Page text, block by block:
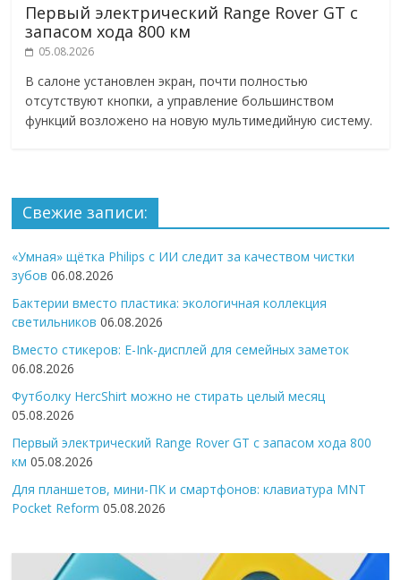
Первый электрический Range Rover GT с
запасом хода 800 км
05.08.2026
В салоне установлен экран, почти полностью
отсутствуют кнопки, а управление большинством
функций возложено на новую мультимедийную систему.
Свежие записи:
«Умная» щётка Philips с ИИ следит за качеством чистки
зубов 06.08.2026
Бактерии вместо пластика: экологичная коллекция
светильников 06.08.2026
Вместо стикеров: E-Ink-дисплей для семейных заметок
06.08.2026
Футболку HercShirt можно не стирать целый месяц
05.08.2026
Первый электрический Range Rover GT с запасом хода 800
км 05.08.2026
Для планшетов, мини-ПК и смартфонов: клавиатура MNT
Pocket Reform 05.08.2026